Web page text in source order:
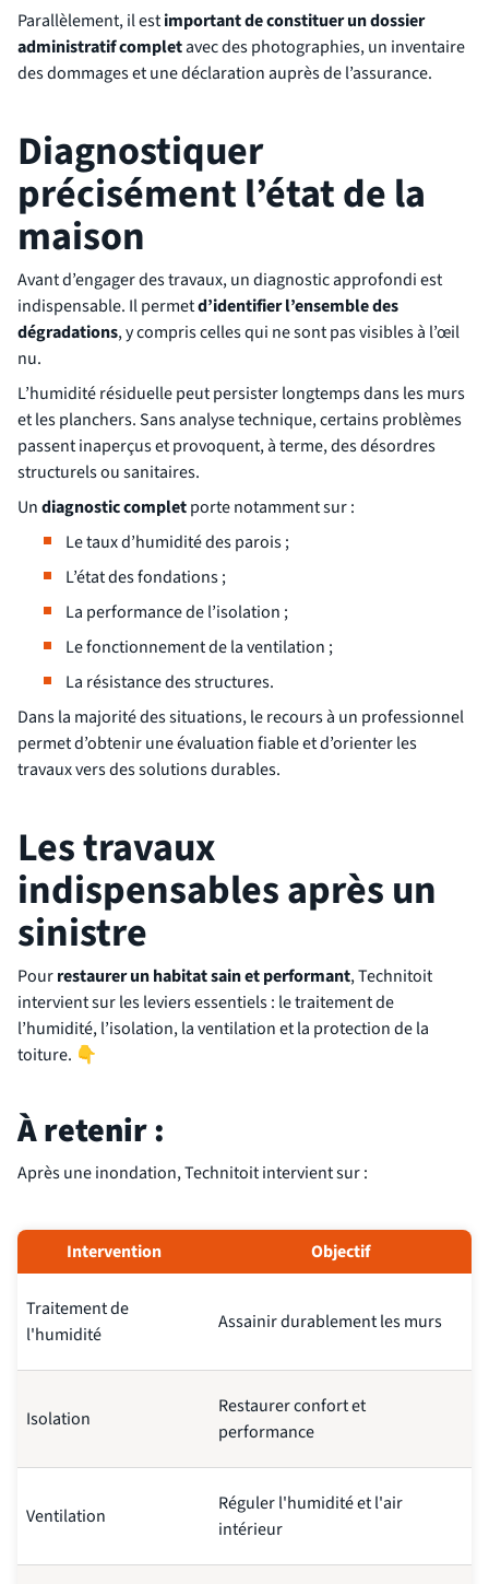
Parallèlement, il estimportant de constituer un dossier
administratif completavec des photographies, un inventaire
des dommages et une déclaration auprès de l’assurance.
Diagnostiquer
précisément l’état de la
maison
Avant d’engager des travaux, un diagnostic approfondi est
indispensable. Il permetd’identifier l’ensemble des
dégradations, y compris celles qui ne sont pas visibles à l’œil
nu.
L’humidité résiduelle peut persister longtemps dans les murs
et les planchers. Sans analyse technique, certains problèmes
passent inaperçus et provoquent, à terme, des désordres
structurels ou sanitaires.
Undiagnostic completporte notamment sur :
Le taux d’humidité des parois ;
L’état des fondations ;
La performance de l’isolation ;
Le fonctionnement de la ventilation ;
La résistance des structures.
Dans la majorité des situations, le recours à un professionnel
permet d’obtenir une évaluation fiable et d’orienter les
travaux vers des solutions durables.
Les travaux
indispensables après un
sinistre
Pourrestaurer un habitat sain et performant, Technitoit
intervient sur les leviers essentiels : le traitement de
l’humidité, l’isolation, la ventilation et la protection de la
toiture. 👇
À retenir :
Après une inondation, Technitoit intervient sur :
Intervention Objectif
Traitement de
l'humidité
Assainir durablement les murs
Isolation
Restaurer confort et
performance
Ventilation
Réguler l'humidité et l'air
intérieur